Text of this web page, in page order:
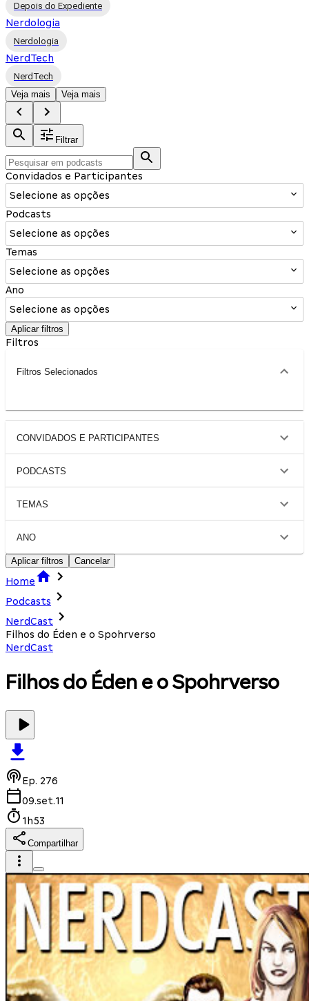
Depois do Expediente
Nerdologia
Nerdologia
NerdTech
NerdTech
Veja mais
Veja mais
Filtrar
Convidados e Participantes
Selecione as opções
Podcasts
Selecione as opções
Temas
Selecione as opções
Ano
Selecione as opções
Aplicar filtros
Filtros
Filtros Selecionados
CONVIDADOS E PARTICIPANTES
PODCASTS
TEMAS
ANO
Aplicar filtros Cancelar
Home
Podcasts
NerdCast
Filhos do Éden e o Spohrverso
NerdCast
Filhos do Éden e o Spohrverso
Ep. 276
09.set.11
1h53
Compartilhar